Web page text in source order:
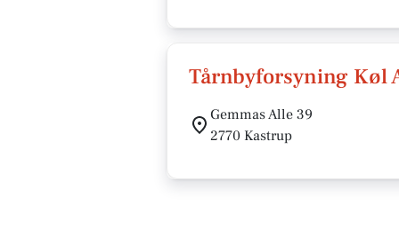
Tårnbyforsyning Køl
Gemmas Alle 39
2770 Kastrup